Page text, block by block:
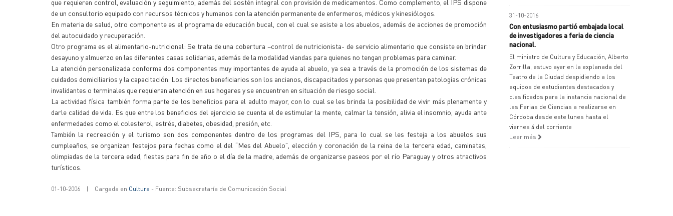
que requieren control, evaluación y seguimiento, además del sostén integral con provisión de medicamentos. Como complemento, el IPS dispone
de un consultorio equipado con recursos técnicos y humanos con la atención permanente de enfermeros, médicos y kinesiólogos.
En materia de salud, otro componente es el programa de educación bucal, con el cual se asiste a los abuelos, además de acciones de promoción
del autocuidado y recuperación.
Otro programa es el alimentario-nutricional: Se trata de una cobertura –control de nutricionista- de servicio alimentario que consiste en brindar
desayuno y almuerzo en las diferentes casas solidarias, además de la modalidad viandas para quienes no tengan problemas para caminar.
La atención personalizada conforma dos componentes muy importantes de ayuda al abuelo, ya sea a través de la promoción de los sistemas de
cuidados domiciliarios y la capacitación. Los directos beneficiarios son los ancianos, discapacitados y personas que presentan patologías crónicas
invalidantes o terminales que requieran atención en sus hogares y se encuentren en situación de riesgo social.
La actividad física también forma parte de los beneficios para el adulto mayor, con lo cual se les brinda la posibilidad de vivir más plenamente y
darle calidad de vida. Es que entre los beneficios del ejercicio se cuenta el de estimular la mente, calmar la tensión, alivia el insomnio, ayuda ante
enfermedades como el colesterol, estrés, diabetes, obesidad, presión, etc.
También la recreación y el turismo son dos componentes dentro de los programas del IPS, para lo cual se les festeja a los abuelos sus
cumpleaños, se organizan festejos para fechas como el del “Mes del Abuelo”, elección y coronación de la reina de la tercera edad, caminatas,
olimpiadas de la tercera edad, fiestas para fin de año o el día de la madre, además de organizarse paseos por el río Paraguay y otros atractivos
turísticos.
01-10-2006 | Cargada en Cultura - Fuente: Subsecretaría de Comunicación Social
31-10-2016
Con entusiasmo partió embajada local
de investigadores a feria de ciencia
nacional.
El ministro de Cultura y Educación, Alberto
Zorrilla, estuvo ayer en la explanada del
Teatro de la Ciudad despidiendo a los
equipos de estudiantes destacados y
clasificados para la instancia nacional de
las Ferias de Ciencias a realizarse en
Córdoba desde este lunes hasta el
viernes 4 del corriente
Leer más